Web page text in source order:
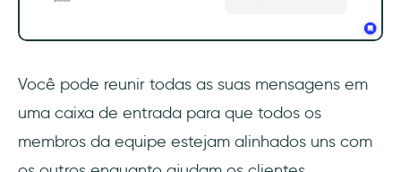
Você pode reunir todas as suas mensagens em
uma caixa de entrada para que todos os
membros da equipe estejam alinhados uns com